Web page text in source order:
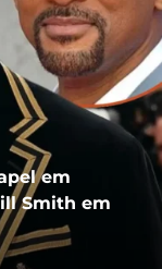
em
Smith em